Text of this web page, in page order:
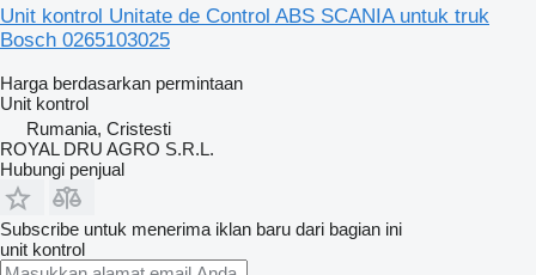
Unit kontrol Unitate de Control ABS SCANIA untuk truk
Bosch 0265103025
Harga berdasarkan permintaan
Unit kontrol
Rumania, Cristesti
ROYAL DRU AGRO S.R.L.
Hubungi penjual
Subscribe untuk menerima iklan baru dari bagian ini
unit kontrol